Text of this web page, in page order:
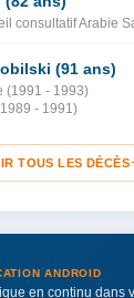
consultatif Arabie
(91 ans)
(1991 - 1993)
- 1991)
TOUS LES DÉCÈS
ANDROID
en continu dans